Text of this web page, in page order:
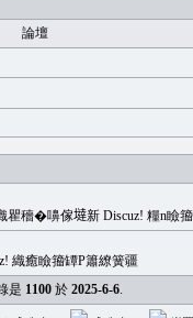
論壇
瞿穡�嚊傢𡐿新 Discuz! 糧n
織癒瞼籀罈P簫繚簧疆
是 1100 於 2025-6-6.